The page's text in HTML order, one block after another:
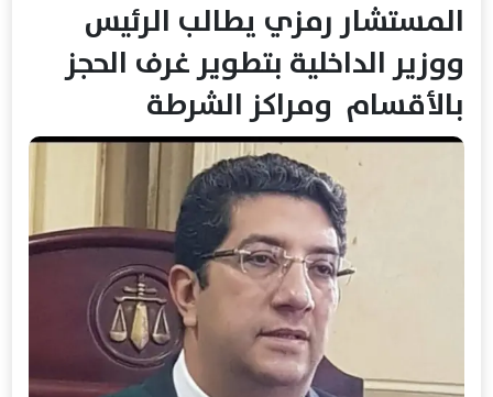
المستشار رمزي يطالب الرئيس
ووزير الداخلية بتطوير غرف الحجز
بالأقسام ومراكز الشرطة